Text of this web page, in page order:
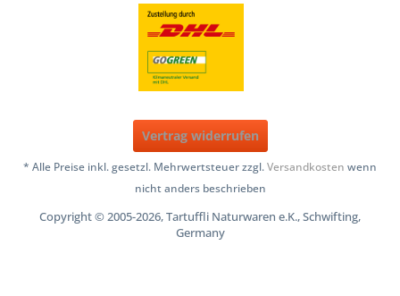
Vertrag widerrufen
* Alle Preise inkl. gesetzl. Mehrwertsteuer zzgl.Versandkosten wenn
nicht anders beschrieben
Copyright © 2005-2026, Tartuffli Naturwaren e.K., Schwifting,
Germany